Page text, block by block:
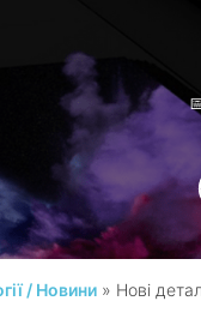
/ Новини » Нові